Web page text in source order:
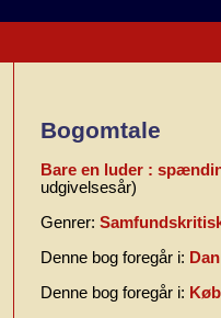
Bogomtale
Bare en luder :
udgivelsesår)
Genrer:
Denne bog foregår i:
Denne bog foregår i: